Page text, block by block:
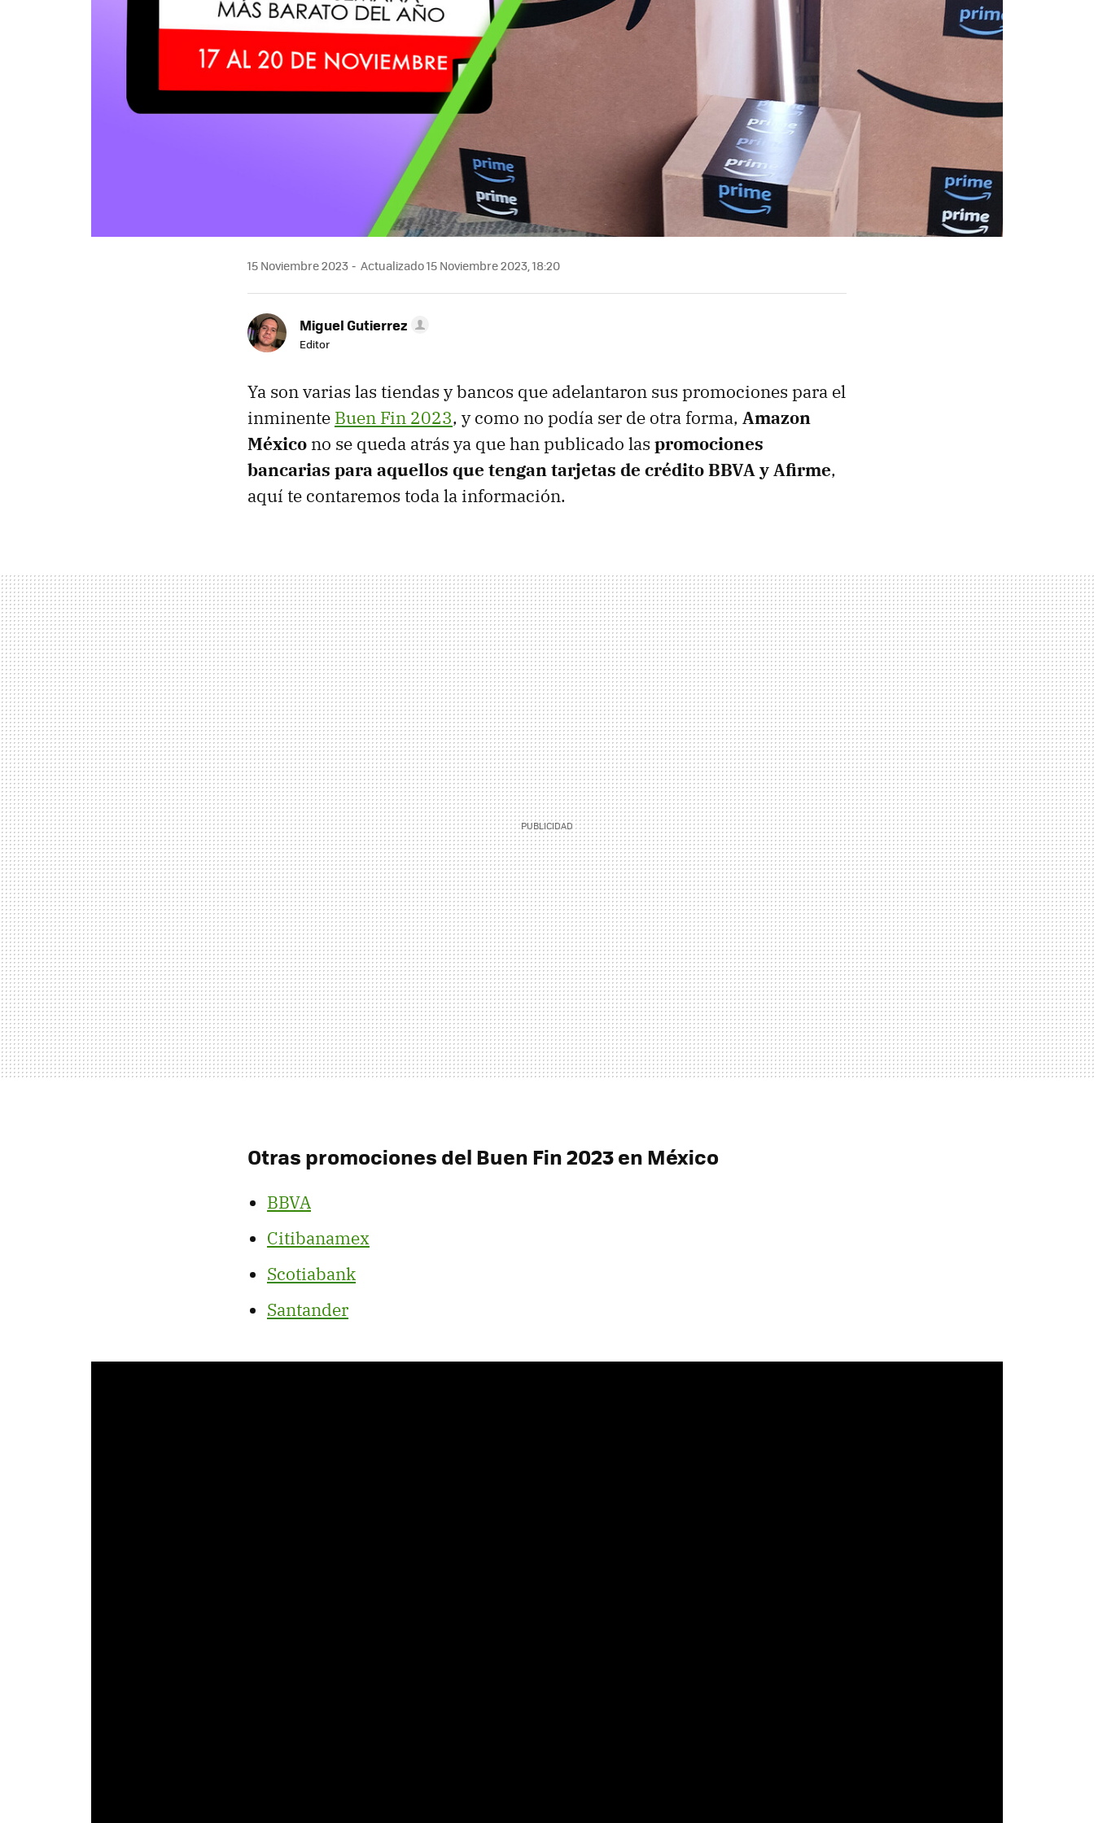
15 Noviembre 2023 Actualizado 15 Noviembre 2023, 18:20
Miguel Gutierrez
Editor
Ya son varias las tiendas y bancos que adelantaron sus promociones para el
inminente Buen Fin 2023, y como no podía ser de otra forma, Amazon
México no se queda atrás ya que han publicado las promociones
bancarias para aquellos que tengan tarjetas de crédito BBVA y Afirme,
aquí te contaremos toda la información.
Otras promociones del Buen Fin 2023 en México
BBVA
Citibanamex
Scotiabank
Santander